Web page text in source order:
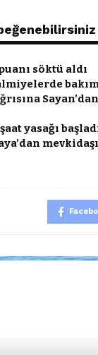
söktü aldı
yasağı